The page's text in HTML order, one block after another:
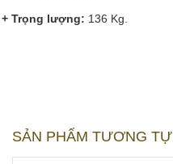
+ Trọng lượng: 136 Kg.
SẢN PHẨM TƯƠNG TỰ